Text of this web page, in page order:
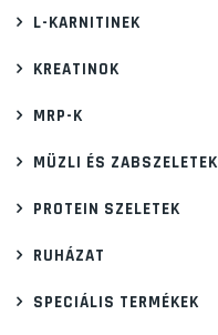
L-KARNITINEK
KREATINOK
MRP-K
MÜZLI ÉS ZABSZELETEK
PROTEIN SZELETEK
RUHÁZAT
SPECIÁLIS TERMÉKEK